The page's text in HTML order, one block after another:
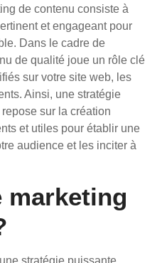
de contenu consiste à
et engageant pour
Dans le cadre de
de qualité joue un rôle clé
sur votre site web, les
Ainsi, une stratégie
sur la création
et utiles pour établir une
audience et les inciter à
marketing
stratégie puissante